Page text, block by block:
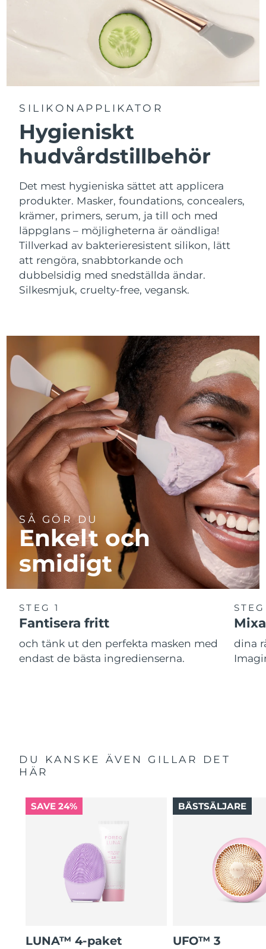
SILIKONAPPLIKATOR
Hygieniskt
hudvårdstillbehör
Det mest hygieniska sättet att applicera
produkter. Masker, foundations, concealers,
krämer, primers, serum, ja till och med
läppglans – möjligheterna är oändliga!
Tillverkad av bakterieresistent silikon, lätt
att rengöra, snabbtorkande och
dubbelsidig med snedställda ändar.
Silkesmjuk, cruelty-free, vegansk.
SÅ GÖR DU
Enkelt och
smidigt
STEG 1
Fantisera fritt
och tänk ut den perfekta masken med
endast de bästa ingredienserna.
Mixa
dina
DU KANSKE ÄVEN GILLAR DET
HÄR
SAVE 24%
LUNA™ 4-paket UFO™ 3
BÄSTSÄLJARE